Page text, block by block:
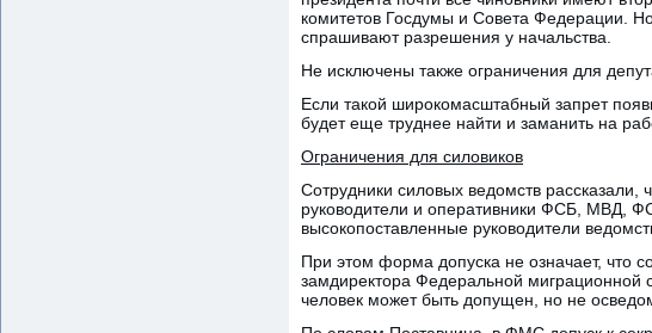
комитетов Госдумы и Совета Федерации.
спрашивают разрешения у начальства.
Не исключены также ограничения для
Если такой широкомасштабный запрет
будет еще труднее найти и заманить на
Ограничения для силовиков
Сотрудники силовых ведомств
руководители и оперативники ФСБ, МВД,
высокопоставленные руководители
При этом форма допуска не означает, что
замдиректора Федеральной миграционной
человек может быть допущен, но не